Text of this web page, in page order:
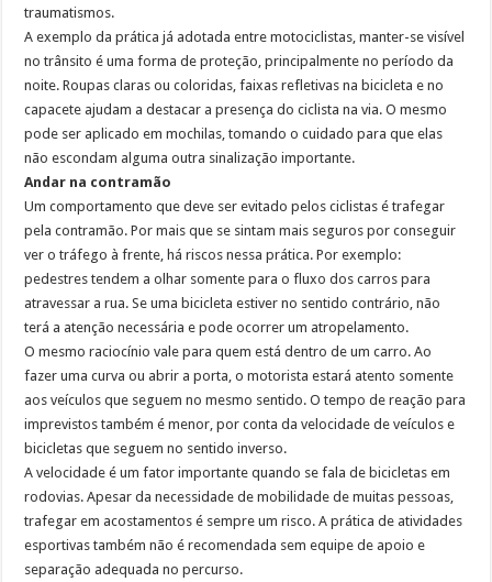
Representantes de bairros apresentam demandas de zeladoria na Casa Civil
traumatismos.
A exemplo da prática já adotada entre motociclistas, manter-se visível
no trânsito é uma forma de proteção, principalmente no período da
noite. Roupas claras ou coloridas, faixas refletivas na bicicleta e no
capacete ajudam a destacar a presença do ciclista na via. O mesmo
pode ser aplicado em mochilas, tomando o cuidado para que elas
não escondam alguma outra sinalização importante.
Andar na contramão
Um comportamento que deve ser evitado pelos ciclistas é trafegar
pela contramão. Por mais que se sintam mais seguros por conseguir
ver o tráfego à frente, há riscos nessa prática. Por exemplo:
pedestres tendem a olhar somente para o fluxo dos carros para
atravessar a rua. Se uma bicicleta estiver no sentido contrário, não
terá a atenção necessária e pode ocorrer um atropelamento.
O mesmo raciocínio vale para quem está dentro de um carro. Ao
fazer uma curva ou abrir a porta, o motorista estará atento somente
aos veículos que seguem no mesmo sentido. O tempo de reação para
imprevistos também é menor, por conta da velocidade de veículos e
bicicletas que seguem no sentido inverso.
A velocidade é um fator importante quando se fala de bicicletas em
rodovias. Apesar da necessidade de mobilidade de muitas pessoas,
trafegar em acostamentos é sempre um risco. A prática de atividades
esportivas também não é recomendada sem equipe de apoio e
separação adequada no percurso.